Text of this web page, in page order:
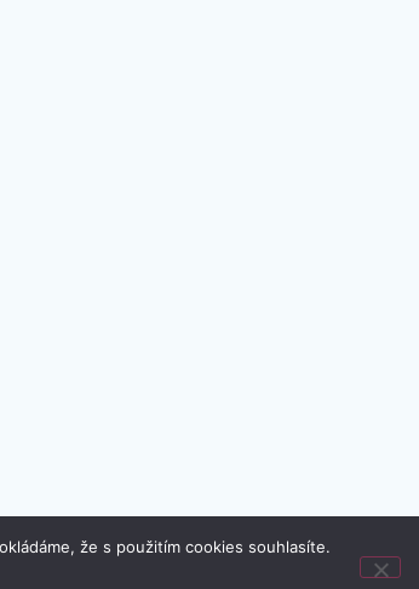
že s použitím cookies souhlasíte.